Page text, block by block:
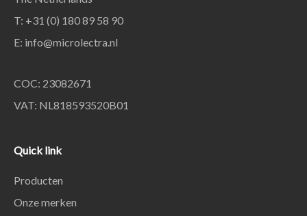
T: +31 (0) 180 89 58 90
E: info@microlectra.nl
COC: 23082671
VAT: NL818593520B01
Quick link
Producten
Onze merken